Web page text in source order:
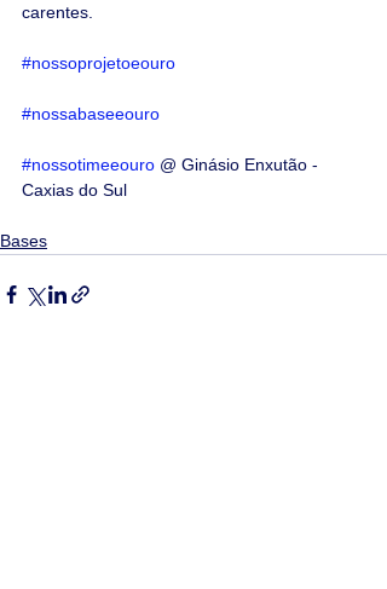
carentes.
#nossoprojetoeouro
#nossabaseeouro
#nossotimeeouro @ Ginásio Enxutão -
Caxias do Sul
Bases